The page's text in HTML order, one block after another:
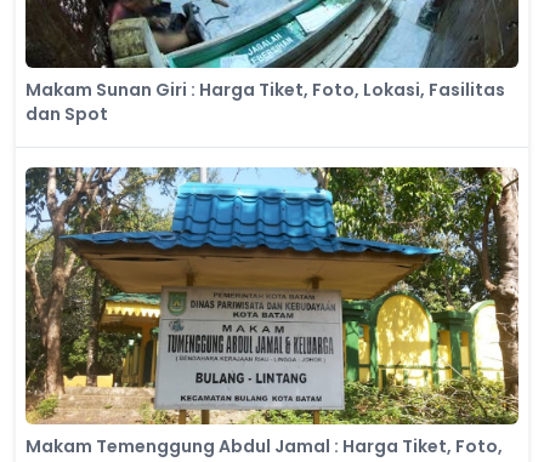
Makam Sunan Giri : Harga Tiket, Foto, Lokasi, Fasilitas
dan Spot
Makam Temenggung Abdul Jamal : Harga Tiket, Foto,